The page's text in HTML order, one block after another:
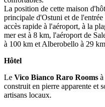
La position de cette maison
principale d'Ostuni et de
accès rapide à l'aéroport, à la
mer est à 8 km, l'aéroport de
à 100 km et Alberobello à 29
Hôtel
Le Vico Bianco Raro Rooms
construit en pierre apparente et
artisans locaux.